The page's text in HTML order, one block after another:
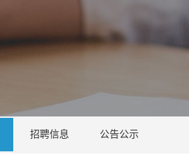
招聘信息 公告公示